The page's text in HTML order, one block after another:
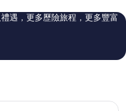
價
篇
遇，更多歷險旅程，更多豐富